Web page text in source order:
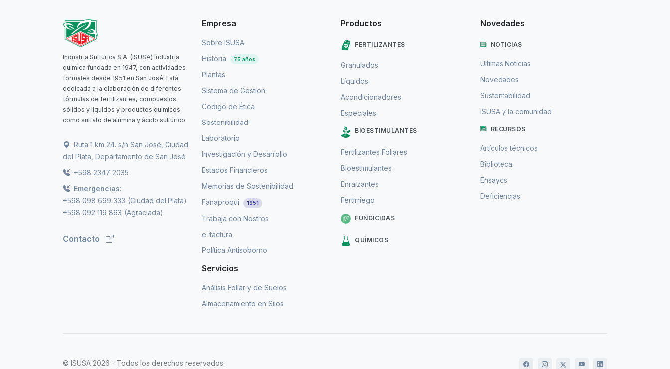
Industria Sulfurica S.A. (ISUSA) industria
química fundada en 1947, con actividades
formales desde 1951 en San José. Está
dedicada a la elaboración de diferentes
fórmulas de fertilizantes, compuestos
sólidos y líquidos y productos químicos
como sulfato de alúmina y ácido sulfúrico.
Ruta 1 km 24. s/n San José, Ciudad
del Plata, Departamento de San José
+598 2347 2035
Emergencias:
+598 098 699 333 (Ciudad del Plata)
+598 092 119 863 (Agraciada)
Contacto
Empresa
Sobre ISUSA
Historia
75 años
Plantas
Sistema de Gestión
Código de Ética
Sostenibilidad
Laboratorio
Investigación y Desarrollo
Estados Financieros
Memorias de Sostenibilidad
Fanaproqui
1951
Trabaja con Nostros
e-factura
Política Antisoborno
Servicios
Análisis Foliar y de Suelos
Almacenamiento en Silos
Productos
FERTILIZANTES
Granulados
Líquidos
Acondicionadores
Especiales
BIOESTIMULANTES
Fertilizantes Foliares
Bioestimulantes
Enraizantes
Fertirriego
FUNGICIDAS
QUÍMICOS
Novedades
NOTICIAS
Ultimas Noticias
Novedades
Sustentabilidad
ISUSA y la comunidad
RECURSOS
Artículos técnicos
Biblioteca
Ensayos
Deficiencias
© ISUSA 2026 - Todos los derechos reservados.